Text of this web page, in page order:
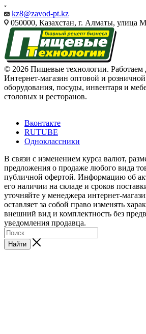
kz8@zavod-pt.kz
050000, Казахстан, г. Алматы, улица
© 2026 Пищевые технологии. Работаем
Интернет-магазин оптовой и
оборудования, посуды, инвентаря и
столовых и ресторанов.
Вконтакте
RUTUBE
Одноклассники
В связи с изменением курса валют,
предложения о продаже любого вида
публичной офертой. Информацию об
его наличии на складе и сроков
уточняйте у менеджера интернет-
оставляет за собой право изменять
внешний вид и комплектность без
уведомления продавца.
Найти